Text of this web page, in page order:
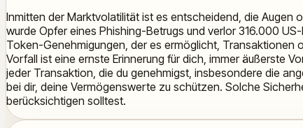
Inmitten der Marktvolatilität ist es entscheidend, die Augen
wurde Opfer eines Phishing-Betrugs und verlor 316.000
Token-Genehmigungen, der es ermöglicht, Transaktionen
Vorfall ist eine ernste Erinnerung für dich, immer äußerste
jeder Transaktion, die du genehmigst, insbesondere die
bei dir, deine Vermögenswerte zu schützen. Solche
berücksichtigen solltest.